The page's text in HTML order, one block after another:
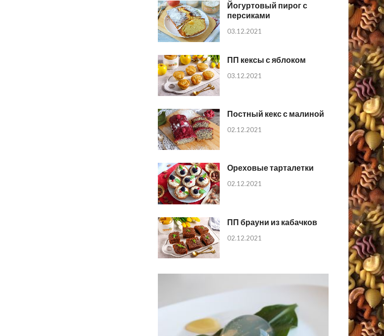
Йогуртовый пирог с
персиками
03.12.2021
ПП кексы с яблоком
03.12.2021
Постный кекс с малиной
02.12.2021
Ореховые тарталетки
02.12.2021
ПП брауни из кабачков
02.12.2021